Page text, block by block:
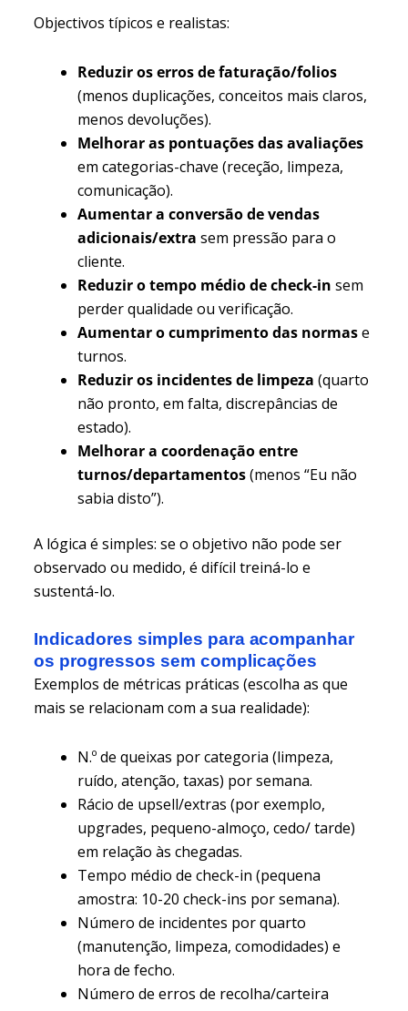
Objectivos típicos e realistas:
Reduzir os erros de faturação/folios
(menos duplicações, conceitos mais claros,
menos devoluções).
Melhorar as pontuações das avaliações
em categorias-chave (receção, limpeza,
comunicação).
Aumentar a conversão de vendas
adicionais/extra sem pressão para o
cliente.
Reduzir o tempo médio de check-in sem
perder qualidade ou verificação.
Aumentar o cumprimento das normase
turnos.
Reduzir os incidentes de limpeza (quarto
não pronto, em falta, discrepâncias de
estado).
Melhorar a coordenação entre
turnos/departamentos(menos “Eu não
sabia disto”).
A lógica é simples: se o objetivo não pode ser
observado ou medido, é difícil treiná-lo e
sustentá-lo.
Indicadores simples para acompanhar
os progressos sem complicações
Exemplos de métricas práticas (escolha as que
mais se relacionam com a sua realidade):
N.º de queixas por categoria (limpeza,
ruído, atenção, taxas) por semana.
Rácio de upsell/extras (por exemplo,
upgrades, pequeno-almoço, cedo/ tarde)
em relação às chegadas.
Tempo médio de check-in (pequena
amostra: 10-20 check-ins por semana).
Número de incidentes por quarto
(manutenção, limpeza, comodidades) e
hora de fecho.
Número de erros de recolha/carteira